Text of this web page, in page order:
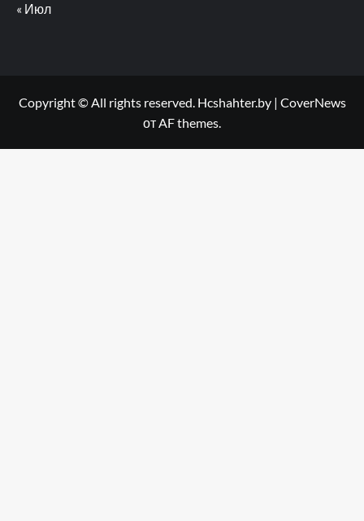
« Июл
Copyright © All rights reserved. Hcshahter.by | CoverNews
от AF themes.